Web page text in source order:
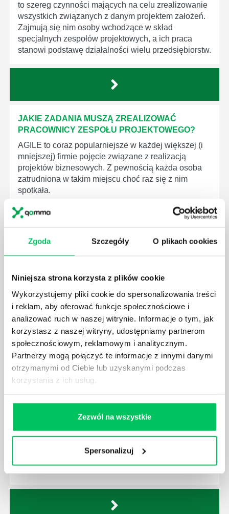
Zgoda Szczegóły O plikach cookies
Niniejsza strona korzysta z plików cookie
Wykorzystujemy pliki cookie do spersonalizowania treści
i reklam, aby oferować funkcje społecznościowe i
analizować ruch w naszej witrynie. Informacje o tym, jak
korzystasz z naszej witryny, udostępniamy partnerom
społecznościowym, reklamowym i analitycznym.
Partnerzy mogą połączyć te informacje z innymi danymi
otrzymanymi od Ciebie lub uzyskanymi podczas
korzystania z ich usług.
Zezwól na wszystkie
Spersonalizuj
to szereg czynności mających na celu zrealizowanie
wszystkich związanych z danym projektem założeń.
Zajmują się nim osoby wchodzące w skład
specjalnych zespołów projektowych, a ich praca
stanowi podstawę działalności wielu przedsiębiorstw.
JAKIE ZADANIA MUSZĄ ZREALIZOWAĆ
PRACOWNICY ZESPOŁU PROJEKTOWEGO?
AGILE to coraz popularniejsze w każdej większej (i
mniejszej) firmie pojęcie związane z realizacją
projektów biznesowych. Z pewnością każda osoba
zatrudniona w takim miejscu choć raz się z nim
spotkała.
JAKIE UMIEJĘTNOŚCI MENEDŻERSKIE
kompetentnych pracowników nie będzie w stanie
sprawnie realizować swoich zadań, jeśli zabraknie w
nim odpowiedniego kierownictwa. Zawsze
niezbędna jest osoba nadzorująca wszystkie
czynności wykonywane przez pracowników.
KOMPETENCJE MENEDŻERSKIE?
Menedżer to niezwykle ważne stanowisko w każdej
firmie. Osoba je pełniąca jest w pełni odpowiedzialna